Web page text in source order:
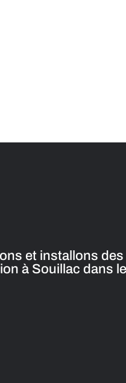
et installons des
à Souillac dans